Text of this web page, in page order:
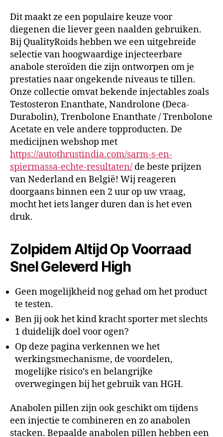
Dit maakt ze een populaire keuze voor
diegenen die liever geen naalden gebruiken.
Bij QualityRoids hebben we een uitgebreide
selectie van hoogwaardige injecteerbare
anabole steroïden die zijn ontworpen om je
prestaties naar ongekende niveaus te tillen.
Onze collectie omvat bekende injectables zoals
Testosteron Enanthate, Nandrolone (Deca-
Durabolin), Trenbolone Enanthate / Trenbolone
Acetate en vele andere topproducten. De
medicijnen webshop met
https://autothrustindia.com/sarm-s-en-
spiermassa-echte-resultaten/ de beste prijzen
van Nederland en België! Wij reageren
doorgaans binnen een 2 uur op uw vraag,
mocht het iets langer duren dan is het even
druk.
Zolpidem Altijd Op Voorraad
Snel Geleverd High
Geen mogelijkheid nog gehad om het product
te testen.
Ben jij ook het kind kracht sporter met slechts
1 duidelijk doel voor ogen?
Op deze pagina verkennen we het
werkingsmechanisme, de voordelen,
mogelijke risico’s en belangrijke
overwegingen bij het gebruik van HGH.
Anabolen pillen zijn ook geschikt om tijdens
een injectie te combineren en zo anabolen
stacken. Bepaalde anabolen pillen hebben een